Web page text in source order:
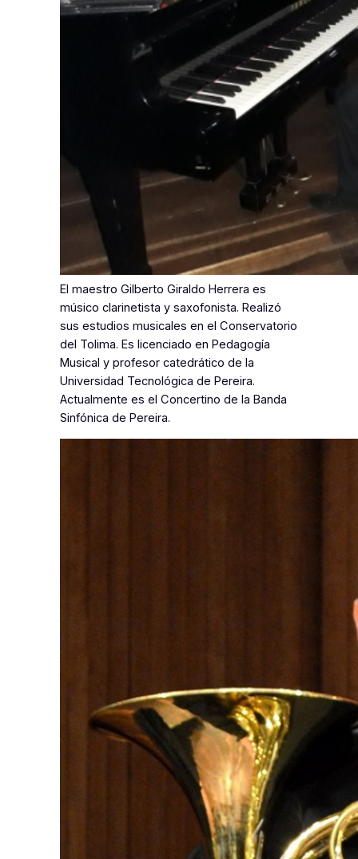
El maestro Gilberto Giraldo Herrera es
músico clarinetista y saxofonista. Realizó
sus estudios musicales en el Conservatorio
del Tolima. Es licenciado en Pedagogía
Musical y profesor catedrático de la
Universidad Tecnológica de Pereira.
Actualmente es el Concertino de la Banda
Sinfónica de Pereira.